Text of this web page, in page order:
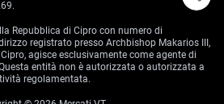
Repubblica di Cipro con numero di
registrato presso Archbishop Makarios III,
agisce esclusivamente come agente di
entità non è autorizzata o autorizzata a
regolamentata.